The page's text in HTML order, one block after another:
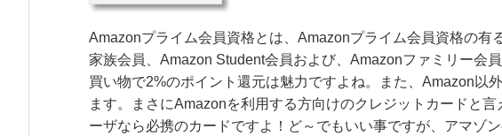
Amazonプライム会員資格とは、Amazonプライム会員資格の有
家族会員、Amazon Student会員および、Amazonファミリー会
買い物で2%のポイント還元は魅力ですよね。また、Amazon以
ます。まさにAmazonを利用する方向けのクレジットカードと
ーザなら必携のカードですよ！ど～でもいい事ですが、アマゾ